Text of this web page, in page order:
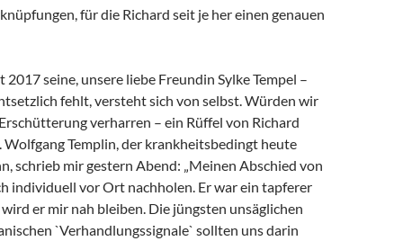
für die Richard seit je her einen genauen
2017 seine, unsere liebe Freundin Sylke Tempel –
fehlt, versteht sich von selbst. Würden wir
verharren – ein Rüffel von Richard
Wolfgang Templin, der krankheitsbedingt heute
schrieb mir gestern Abend: „Meinen Abschied von
individuell vor Ort nachholen. Er war ein tapferer
er mir nah bleiben. Die jüngsten unsäglichen
`Verhandlungssignale` sollten uns darin